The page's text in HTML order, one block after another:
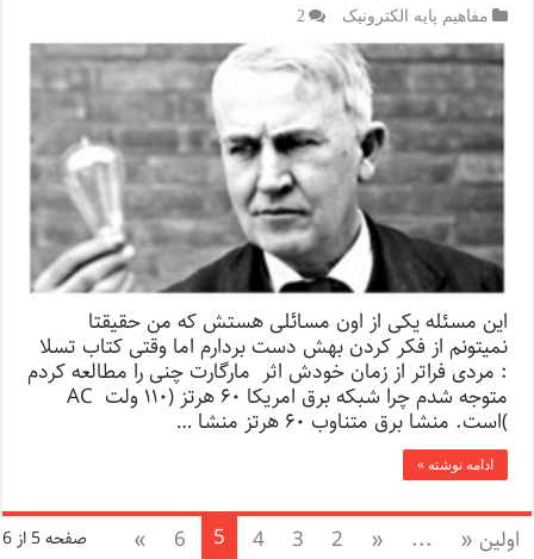
مفاهیم پایه الکترونیک 2
این مسئله یکی از اون مسائلی هستش که من حقیقتا
نمیتونم از فکر کردن بهش دست بردارم اما وقتی کتاب تسلا
: مردی فراتر از زمان خودش اثر مارگارت چنی را مطالعه کردم
متوجه شدم چرا شبکه برق امریکا ۶۰ هرتز (۱۱۰ ولت AC
)است. منشا برق متناوب ۶۰ هرتز منشا …
ادامه نوشته »
صفحه 5 از 6 اولین « ...
«
2
3
4
5
6
»